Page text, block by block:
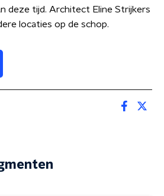
deze tijd. Architect Eline Strijkers
locaties op de schop.